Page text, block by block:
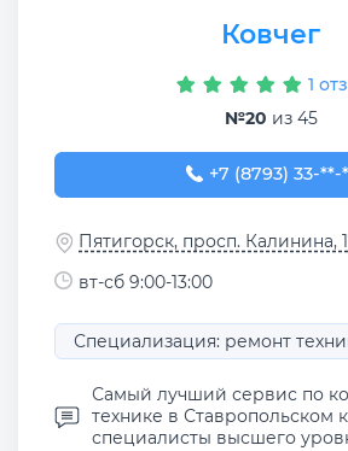
Ковчег
1
№20 из 45
+7 (8793) 33-11-
+7 (8793) 33-**-
Пятигорск, просп. Калинина,
вт-сб 9:00-13:00
Специализация: ремонт
Самый лучший сервис по
технике в Ставропольском
специалисты высшего